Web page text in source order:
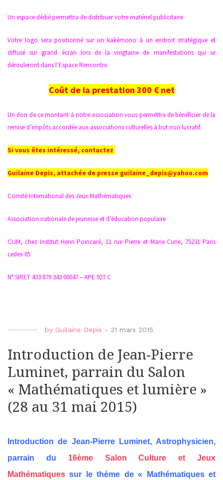
Un espace dédié permettra de distribuer votre matériel publicitaire
Votre logo sera positionné sur un kakémono à un endroit stratégique et
diffusé sur grand écran lors de la vingtaine de manifestations qui se
dérouleront dans l’Espace Rencontre.
Coût de la prestation 300 € net
Un don de ce montant à notre association vous permettra de bénéficier de la
remise d’impôts accordée aux associations culturelles à but non lucratif.
Si vous êtes intéressé, contactez
Guilaine Depis, attachée de presse guilaine_depis@yahoo.com
Comité International des Jeux Mathématiques
Association nationale de jeunesse et d’éducation populaire
CIJM, chez Institut Henri Poincaré, 11 rue Pierre et Marie Curie, 75231 Paris
cedex 05
N° SIRET 433 879 343 00047 – APE 927 C
by Guilaine Depis - 31 mars 2015
Introduction de Jean-Pierre
Luminet, parrain du Salon
« Mathématiques et lumière »
(28 au 31 mai 2015)
Introduction de Jean-Pierre Luminet, Astrophysicien,
parrain du 16ème Salon Culture et Jeux
Mathématiques sur le thème de « Mathématiques et